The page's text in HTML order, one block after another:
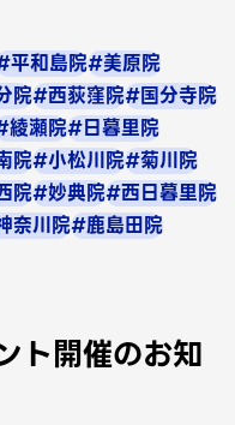
平和島院#美原院
院#西荻窪院#国分寺院
綾瀬院#日暮里院
院#小松川院#菊川院
院#妙典院#西日暮里院
奈川院#鹿島田院
ト開催のお知